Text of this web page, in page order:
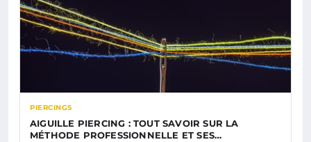
PIERCINGS
AIGUILLE PIERCING : TOUT SAVOIR SUR LA
MÉTHODE PROFESSIONNELLE ET SES…